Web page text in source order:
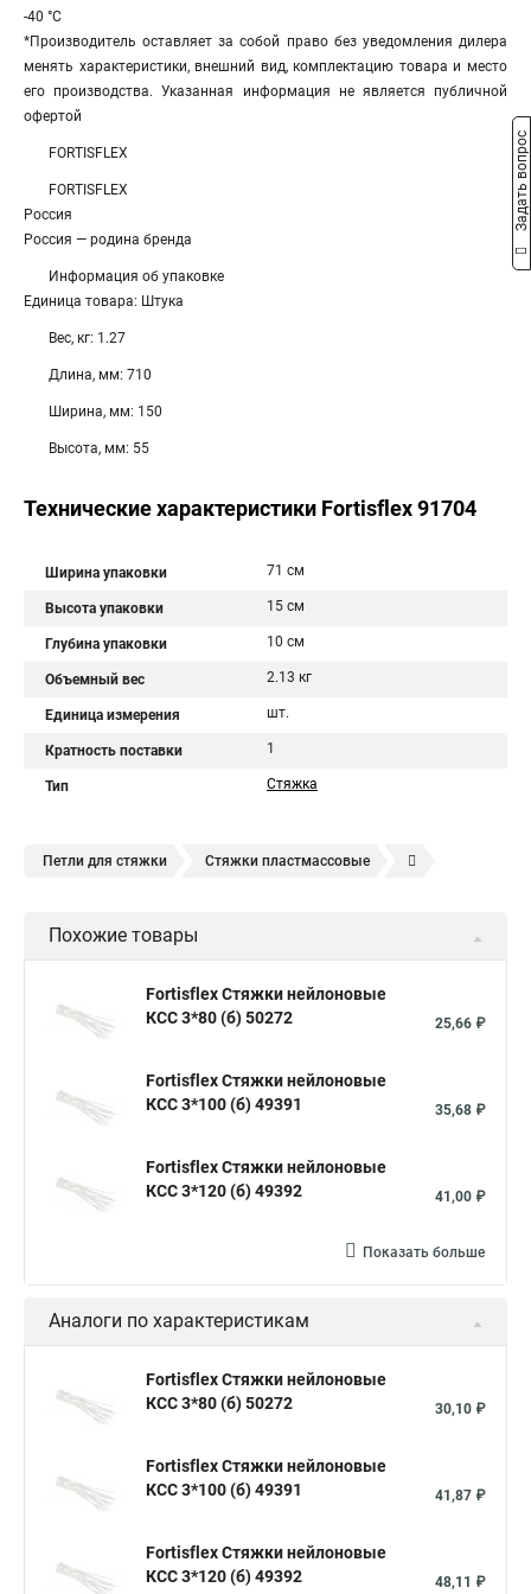
-40 °С
*Производитель оставляет за собой право без уведомления дилера
менять характеристики, внешний вид, комплектацию товара и место
его производства. Указанная информация не является публичной
офертой
FORTISFLEX
FORTISFLEX
Россия
Россия — родина бренда
Информация об упаковке
Единица товара: Штука
Вес, кг: 1.27
Длина, мм: 710
Ширина, мм: 150
Высота, мм: 55
Технические характеристики Fortisflex 91704
Ширина упаковки 71 см
Высота упаковки 15 см
Глубина упаковки 10 см
Объемный вес 2.13 кг
Единица измерения шт.
Кратность поставки 1
Тип Стяжка
Петли для стяжки Стяжки пластмассовые
Стяжки зажим Хомут стяжка нейлоновая купить в
Стяжка alt Хомуты стяжки труб Стяжки магазин
Стяжки для кабелей металлические
Хомут стяжка это Хомут стяжка саморез
Купить стяжки кабельную
Хорошие стяжки
Хомуты стяжки нейлон Хомуты стяжки труба
Стяжки маркеры Стяжка нейлоновые 100шт черные
Прайс на цены по стяжке Площадка для стяжки купить
Стяжки толстые Стяжка монтажная с площадкой
Стяжка в 10 это Стяжка хомутов шруса
Похожие товары
Fortisflex Стяжки нейлоновые
КСС 3*80 (б) 50272
25,66 ₽
Fortisflex Стяжки нейлоновые
КСС 3*100 (б) 49391
35,68 ₽
Fortisflex Стяжки нейлоновые
КСС 3*120 (б) 49392
41,00 ₽
Показать больше
Аналоги по характеристикам
Fortisflex Стяжки нейлоновые
КСС 3*80 (б) 50272
30,10 ₽
Fortisflex Стяжки нейлоновые
КСС 3*100 (б) 49391
41,87 ₽
Fortisflex Стяжки нейлоновые
КСС 3*120 (б) 49392
48,11 ₽
Задать вопрос